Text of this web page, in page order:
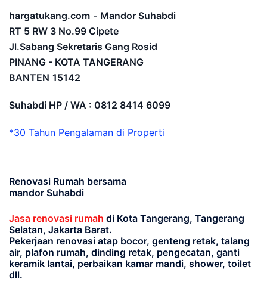
hargatukang.com - Mandor Suhabdi
RT 5 RW 3 No.99 Cipete
Jl.Sabang Sekretaris Gang Rosid
PINANG - KOTA TANGERANG
BANTEN 15142
Suhabdi HP / WA : 0812 8414 6099
*30 Tahun Pengalaman di Properti
Renovasi Rumah bersama
mandor Suhabdi
Jasa renovasi rumah di Kota Tangerang, Tangerang
Selatan, Jakarta Barat.
Pekerjaan renovasi atap bocor, genteng retak, talang
air, plafon rumah, dinding retak, pengecatan, ganti
keramik lantai, perbaikan kamar mandi, shower, toilet
dll.